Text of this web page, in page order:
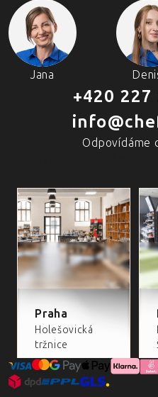
Jana
+420 227
Odpovídáme
Praha
Holešovická
tržnice